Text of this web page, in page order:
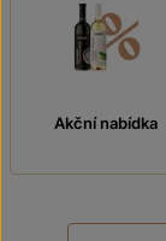
Akční nabídka